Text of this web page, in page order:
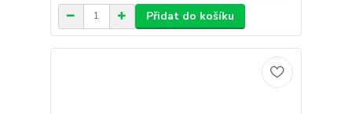
Přidat do košíku